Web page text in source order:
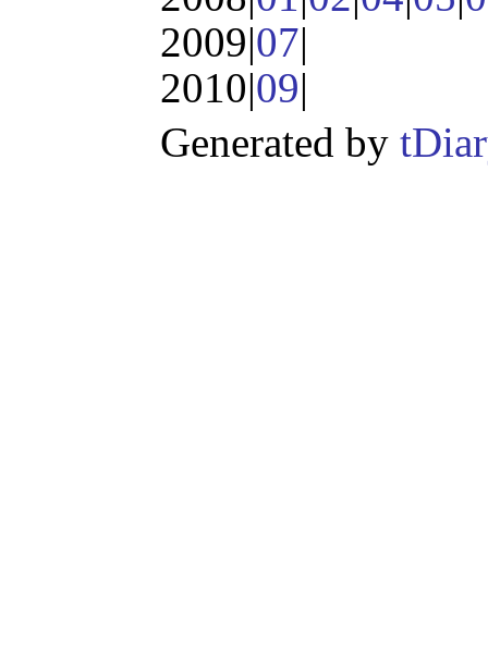
2009|07|
2010|09|
Generated by